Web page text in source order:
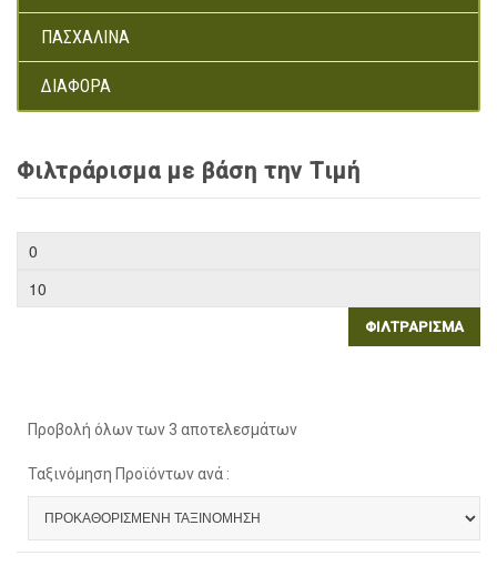
ΠΑΣΧΑΛΙΝΆ
ΔΙΆΦΟΡΑ
Φιλτράρισμα με βάση την Τιμή
ΦΙΛΤΡΆΡΙΣΜΑ
Προβολή όλων των 3 αποτελεσμάτων
Ταξινόμηση Προϊόντων ανά :